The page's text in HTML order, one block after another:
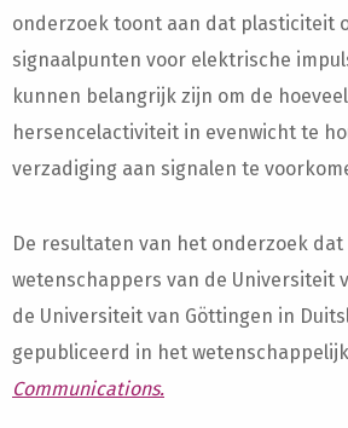
onderzoek toont aan dat plasticiteit
signaalpunten voor elektrische
kunnen belangrijk zijn om de
hersencelactiviteit in evenwicht te
verzadiging aan signalen te
De resultaten van het onderzoek
wetenschappers van de Universiteit
de Universiteit van Göttingen in
gepubliceerd in het
Communications.